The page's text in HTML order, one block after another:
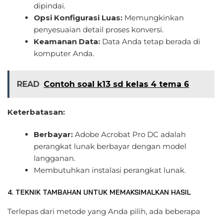
dipindai.
Opsi Konfigurasi Luas: Memungkinkan
penyesuaian detail proses konversi.
Keamanan Data: Data Anda tetap berada di
komputer Anda.
READ Contoh soal k13 sd kelas 4 tema 6
Keterbatasan:
Berbayar: Adobe Acrobat Pro DC adalah
perangkat lunak berbayar dengan model
langganan.
Membutuhkan instalasi perangkat lunak.
4. TEKNIK TAMBAHAN UNTUK MEMAKSIMALKAN HASIL
Terlepas dari metode yang Anda pilih, ada beberapa